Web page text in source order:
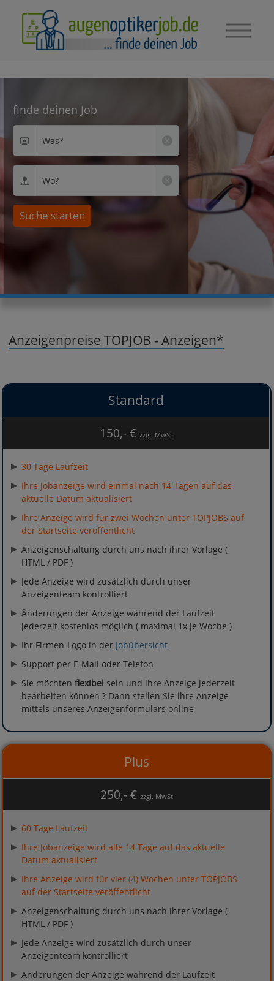
finde deinen Job
Was?
Wo?
Suche starten
Anzeigenpreise TOPJOB - Anzeigen*
Standard
150,- € zzgl. MwSt
30 Tage Laufzeit
Ihre Jobanzeige wird einmal nach 14 Tagen auf das
aktuelle Datum aktualisiert
Ihre Anzeige wird für zwei Wochen unter TOPJOBS auf
der Startseite veröffentlicht
Anzeigenschaltung durch uns nach ihrer Vorlage (
HTML / PDF )
Jede Anzeige wird zusätzlich durch unser
Anzeigenteam kontrolliert
Änderungen der Anzeige während der Laufzeit
jederzeit kostenlos möglich ( maximal 1x je Woche )
Ihr Firmen-Logo in der Jobübersicht
Support per E-Mail oder Telefon
Sie möchten flexibel sein und ihre Anzeige jederzeit
bearbeiten können ? Dann stellen Sie ihre Anzeige
mittels unseres Anzeigenformulars online
Plus
250,- € zzgl. MwSt
60 Tage Laufzeit
Ihre Jobanzeige wird alle 14 Tage auf das aktuelle
Datum aktualisiert
Ihre Anzeige wird für vier (4) Wochen unter TOPJOBS
auf der Startseite veröffentlicht
Anzeigenschaltung durch uns nach ihrer Vorlage (
HTML / PDF )
Jede Anzeige wird zusätzlich durch unser
Anzeigenteam kontrolliert
Änderungen der Anzeige während der Laufzeit